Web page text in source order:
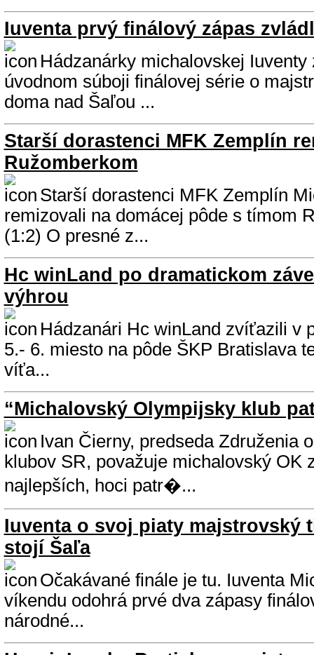
Iuventa prvý finálový zápas
Hádzanárky michalovskej
úvodnom súboji finálovej série o
doma nad Šaľou ...
Starší dorastenci MFK Zemplín
Ružomberkom
Starší dorastenci MFK Zemplín
remizovali na domácej pôde s tímom
(1:2) O presné z...
Hc winLand po dramatickom
výhrou
Hádzanári Hc winLand zvíťazili v
5.- 6. miesto na pôde ŠKP Bratislava
víťa...
“Michalovský Olympijsky klub
Ivan Čierny, predseda Združenia
klubov SR, považuje michalovský OK
najlepších, hoci patr�...
Iuventa o svoj piaty majstrovský
stojí Šaľa
Očakávané finále je tu. Iuventa
víkendu odohrá prvé dva zápasy
národné...